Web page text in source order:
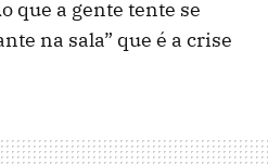
que a gente tente se
na sala” que é a crise